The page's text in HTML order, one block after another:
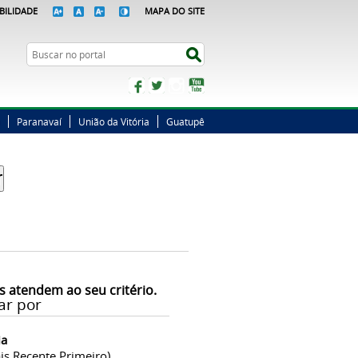
MAPA DO SITE
Busca
FacebookTwitterInstagram
Paranavaí União da Vitória Guatupê
atendem ao seu critério.
por